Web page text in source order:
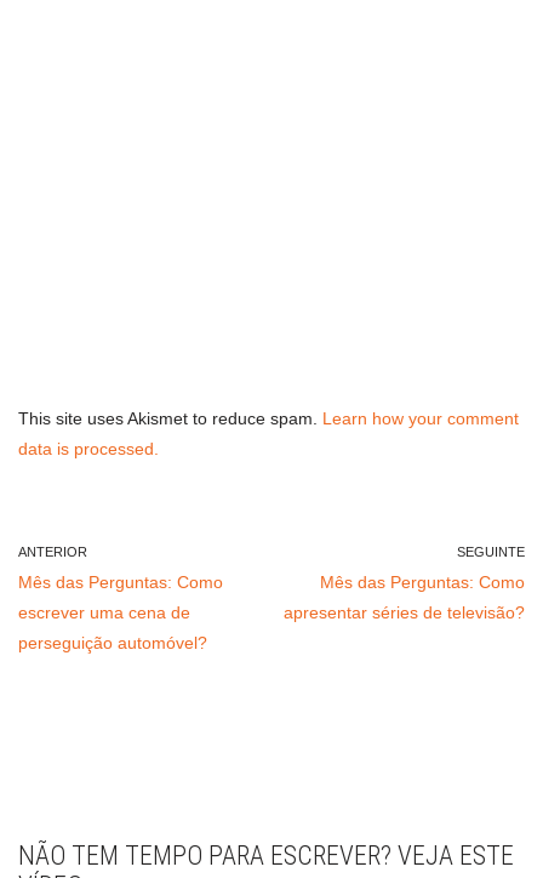
This site uses Akismet to reduce spam. Learn how your comment
data is processed.
ANTERIOR
Mês das Perguntas: Como
escrever uma cena de
perseguição automóvel?
SEGUINTE
Mês das Perguntas: Como
apresentar séries de televisão?
NÃO TEM TEMPO PARA ESCREVER? VEJA ESTE